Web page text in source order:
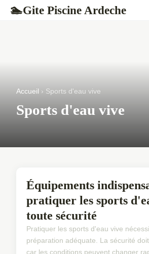
🏊Gite Piscine Ardeche
Accueil › Sports d'eau vive
Sports d'eau vive
SPORTS D'EAU VIVE
Équipements
pratiquer les sports
toute sécurité
Pratiquer les sports d'eau vive
préparation adéquate. La sécurité
car les conditions peuvent changer